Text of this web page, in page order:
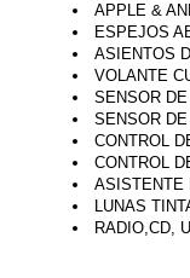
APPLE &
ESPEJOS
ASIENTOS
VOLANTE
SENSOR
SENSOR
CONTROL
CONTROL
ASISTENTE
LUNAS
RADIO,CD,